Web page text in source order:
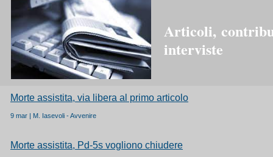
Articoli,
interviste
Morte assistita, via libera al primo articolo
9 mar | M. Iasevoli - Avvenire
Morte assistita, Pd-5s vogliono chiudere